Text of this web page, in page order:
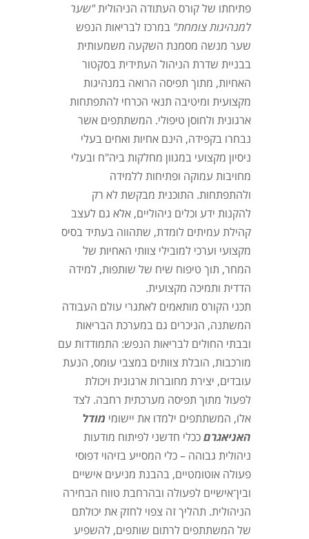
פתיחתו של קורס העתודה הניהולית"שער
למנהיגות צומחת" במרכז לבריאות הנפש
שער מנשה מסמנת השקעה משמעותית
בבניית שדרת הניהול העתידית בסקטור
האחיות, מתוך תפיסה הרואה במנהיגות
מקצועית ומיטיבה תנאי הכרחי להתפתחות
ארגונית ולחוסן טיפולי. המשתתפים אשר
נבחרו בקפידה, הינם אחיות ואחים בעלי
ניסיון מקצועי במגוון מחלקות ביה"ח ובעלי
מחויבות עמוקה ופתיחות ללמידה
ולהתפתחות. התוכנית מבקשת לא רק
להקנות ידע וכלים ניהוליים, אלא גם לעצב
קהילת עמיתים לומדת, שתהווה בעתיד בסיס
מקצועי וערכי למובילי צוותי האחיות של
המחר, תוך טיפוח שיח של שותפות, למידה
הדדית ותמיכה מקצועית.
תכני הקורס מותאמים לאתגרי עולם העבודה
המשתנה, הניכרים גם במערכת הבריאות
ובבתי החולים לבריאות הנפש: התמודדות עם
מורכבות, הובלת צוותים במצבי עומס, הנעת
עובדים, יצירת מחוברות ארגונית ויכולת
לפעול מתוך תפיסה מערכתית רחבה. לצד
אלו, המשתתפים ילמדו את יישומי מודל
האניאגרםככלי חדשני לפיתוח מודעות
ניהולית גבוהה – כלי המסייע בזיהוי דפוסי
פעולה אוטומטיים, בהבנת מניעים אישיים
ובין־אישיים לפעולה ובהרחבת טווח הבחירה
הניהולית. תהליך זה צפוי לחזק את יכולתם
של המשתתפים לרתום שותפים, להשפיע